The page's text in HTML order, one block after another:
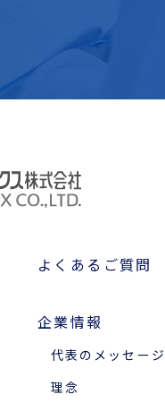
よくあるご質問
企業情報
代表のメッセージ
理念